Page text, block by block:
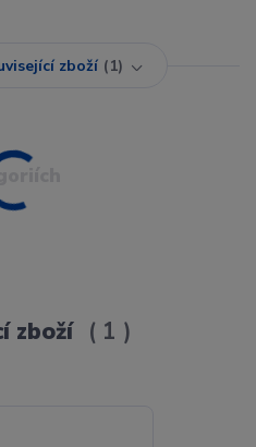
zboží 1
zboží 1